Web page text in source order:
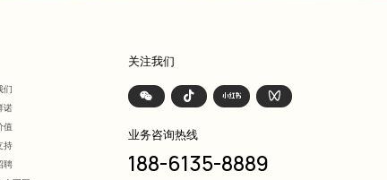
们
诺
值
持
聘
关注我们
业务咨询热线
188-6135-8889